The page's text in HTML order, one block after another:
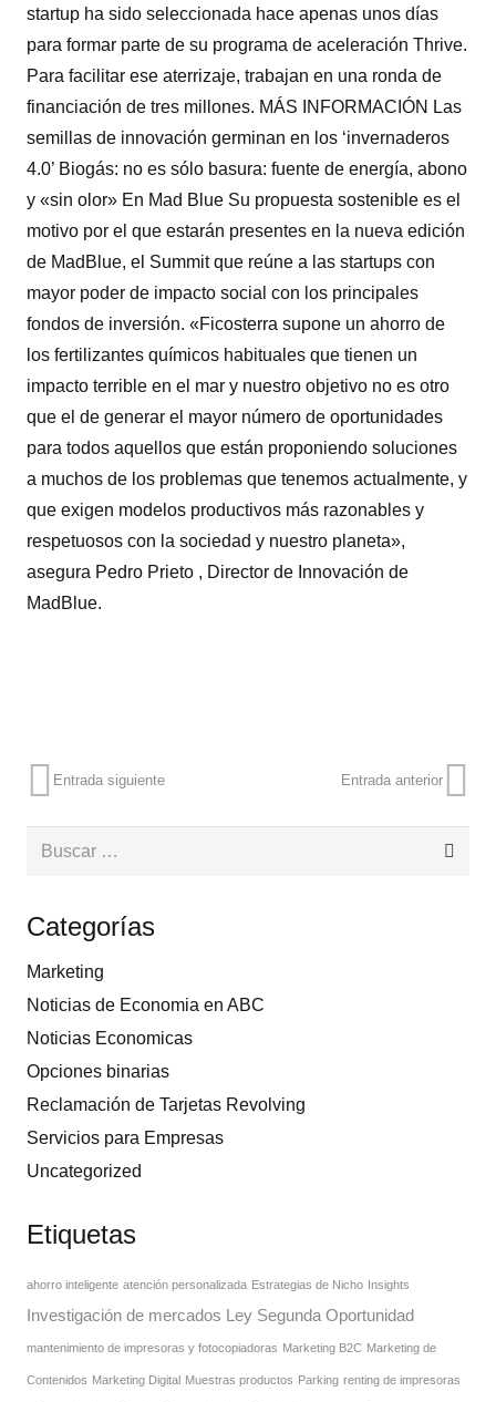
startup ha sido seleccionada hace apenas unos días
para formar parte de su programa de aceleración Thrive.
Para facilitar ese aterrizaje, trabajan en una ronda de
financiación de tres millones. MÁS INFORMACIÓN Las
semillas de innovación germinan en los ‘invernaderos
4.0’ Biogás: no es sólo basura: fuente de energía, abono
y «sin olor» En Mad Blue Su propuesta sostenible es el
motivo por el que estarán presentes en la nueva edición
de MadBlue, el Summit que reúne a las startups con
mayor poder de impacto social con los principales
fondos de inversión. «Ficosterra supone un ahorro de
los fertilizantes químicos habituales que tienen un
impacto terrible en el mar y nuestro objetivo no es otro
que el de generar el mayor número de oportunidades
para todos aquellos que están proponiendo soluciones
a muchos de los problemas que tenemos actualmente, y
que exigen modelos productivos más razonables y
respetuosos con la sociedad y nuestro planeta»,
asegura Pedro Prieto , Director de Innovación de
MadBlue.
Entrada siguiente Entrada anterior
Buscar:
Categorías
Marketing
Noticias de Economia en ABC
Noticias Economicas
Opciones binarias
Reclamación de Tarjetas Revolving
Servicios para Empresas
Uncategorized
Etiquetas
ahorro inteligente atención personalizada Estrategias de Nicho Insights
Investigación de mercados Ley Segunda Oportunidad
mantenimiento de impresoras y fotocopiadoras Marketing B2C Marketing de
Contenidos Marketing Digital Muestras productos Parking renting de impresoras